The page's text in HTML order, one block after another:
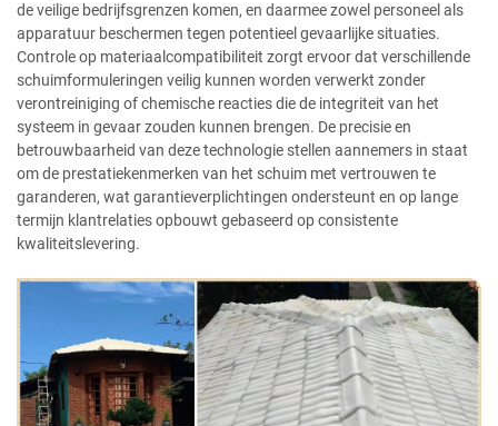
de veilige bedrijfsgrenzen komen, en daarmee zowel personeel als
apparatuur beschermen tegen potentieel gevaarlijke situaties.
Controle op materiaalcompatibiliteit zorgt ervoor dat verschillende
schuimformuleringen veilig kunnen worden verwerkt zonder
verontreiniging of chemische reacties die de integriteit van het
systeem in gevaar zouden kunnen brengen. De precisie en
betrouwbaarheid van deze technologie stellen aannemers in staat
om de prestatiekenmerken van het schuim met vertrouwen te
garanderen, wat garantieverplichtingen ondersteunt en op lange
termijn klantrelaties opbouwt gebaseerd op consistente
kwaliteitslevering.